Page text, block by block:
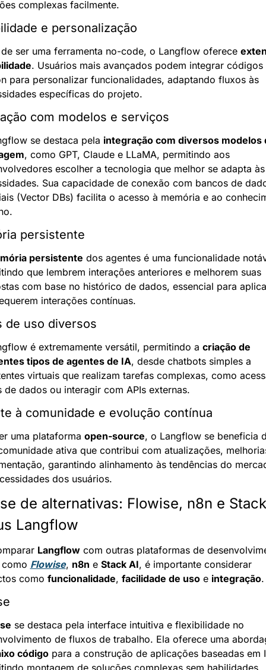
complexas facilmente.
e personalização
ser uma ferramenta no-code, o Langflow oferece
. Usuários mais avançados podem integrar códigos
para personalizar funcionalidades, adaptando fluxos às
específicas do projeto.
com modelos e serviços
se destaca pela integração com diversos modelos
, como GPT, Claude e LLaMA, permitindo aos
escolher a tecnologia que melhor se adapta às
Sua capacidade de conexão com bancos de
(Vector DBs) facilita o acesso à memória e ao
persistente
persistente dos agentes é uma funcionalidade
que lembrem interações anteriores e melhorem suas
com base no histórico de dados, essencial para
interações contínuas.
de uso diversos
é extremamente versátil, permitindo a criação de
tipos de agentes de IA, desde chatbots simples a
virtuais que realizam tarefas complexas, como
de dados ou interagir com APIs externas.
à comunidade e evolução contínua
uma plataforma open-source, o Langflow se beneficia
ativa que contribui com atualizações,
garantindo alinhamento às tendências do
dos usuários.
de alternativas: Flowise, n8n e
Langflow
Langflow com outras plataformas de
Flowise, n8n e Stack AI, é importante considerar
como funcionalidade, facilidade de uso e integração.
se destaca pela interface intuitiva e flexibilidade no
de fluxos de trabalho. Ela oferece uma
código para a construção de aplicações baseadas em